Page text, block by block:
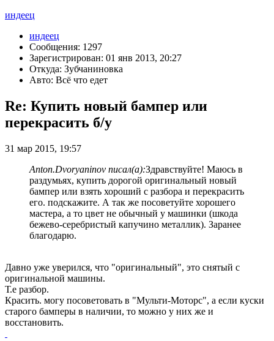
индеец
индеец
Сообщения: 1297
Зарегистрирован: 01 янв 2013, 20:27
Откуда: Зубчаниновка
Авто: Всё что едет
Re: Купить новый бампер или
перекрасить б/у
31 мар 2015, 19:57
Anton.Dvoryaninov писал(а):Здравствуйте! Маюсь в
раздумьях, купить дорогой оригинальный новый
бампер или взять хороший с разбора и перекрасить
его. подскажите. А так же посоветуйте хорошего
мастера, а то цвет не обычный у машинки (шкода
бежево-серебристый капучино металлик). Заранее
благодарю.
Давно уже уверился, что "оригинальный", это снятый с
оригинальной машины.
Т.е разбор.
Красить. могу посоветовать в "Мульти-Моторс", а если куски
старого бамперы в наличии, то можно у них же и
восстановить.